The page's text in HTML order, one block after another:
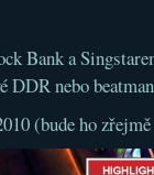
Bank a
DDR nebo
(bude ho